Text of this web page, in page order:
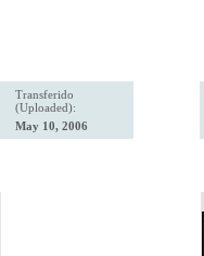
Transferido
(Uploaded):
May 10, 2006